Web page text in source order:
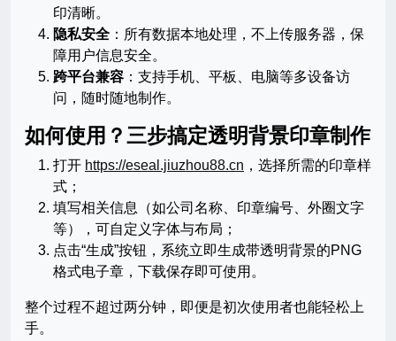
印清晰。
隐私安全 ：所有数据本地处理，不上传服务器，保
障用户信息安全。
跨平台兼容 ：支持手机、平板、电脑等多设备访
问，随时随地制作。
如何使用？三步搞定透明背景印章制作
打开 https://eseal.jiuzhou88.cn ，选择所需的印章样
式；
填写相关信息（如公司名称、印章编号、外圈文字
等），可自定义字体与布局；
点击“生成”按钮，系统立即生成带透明背景的PNG
格式电子章，下载保存即可使用。
整个过程不超过两分钟，即便是初次使用者也能轻松上
手。